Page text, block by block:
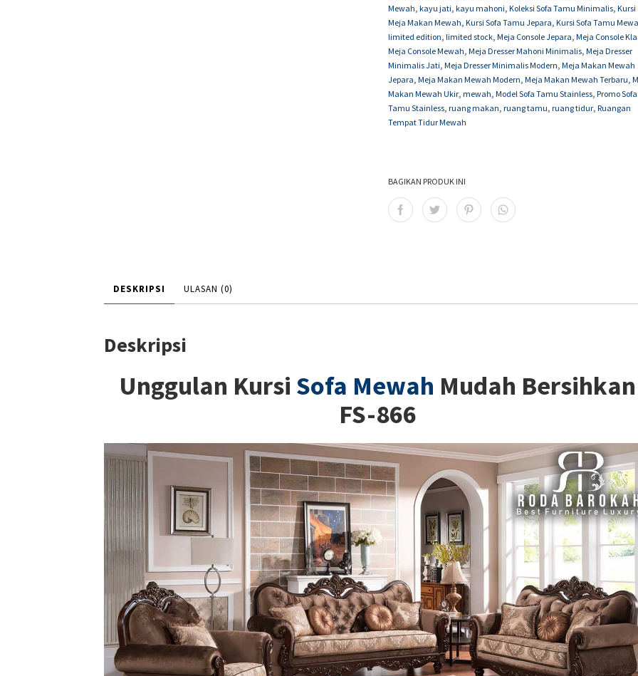
Mewah,kayu jati,kayu mahoni,Koleksi Sofa Tamu Minimalis,Kursi
Meja Makan Mewah,Kursi Sofa Tamu Jepara,Kursi Sofa Tamu
limited edition,limited stock,Meja Console Jepara,Meja Console
Meja Console Mewah,Meja Dresser Mahoni Minimalis,Meja Dresser
Minimalis Jati,Meja Dresser Minimalis Modern,Meja Makan Mewah
Jepara,Meja Makan Mewah Modern,Meja Makan Mewah Terbaru,
Makan Mewah Ukir,mewah,Model Sofa Tamu Stainless,Promo Sofa
Tamu Stainless,ruang makan,ruang tamu,ruang tidur,Ruangan
Tempat Tidur Mewah
BAGIKAN PRODUK INI
DESKRIPSI ULASAN (0)
Deskripsi
Unggulan Kursi Sofa Mewah Mudah Bersihkan
FS-866